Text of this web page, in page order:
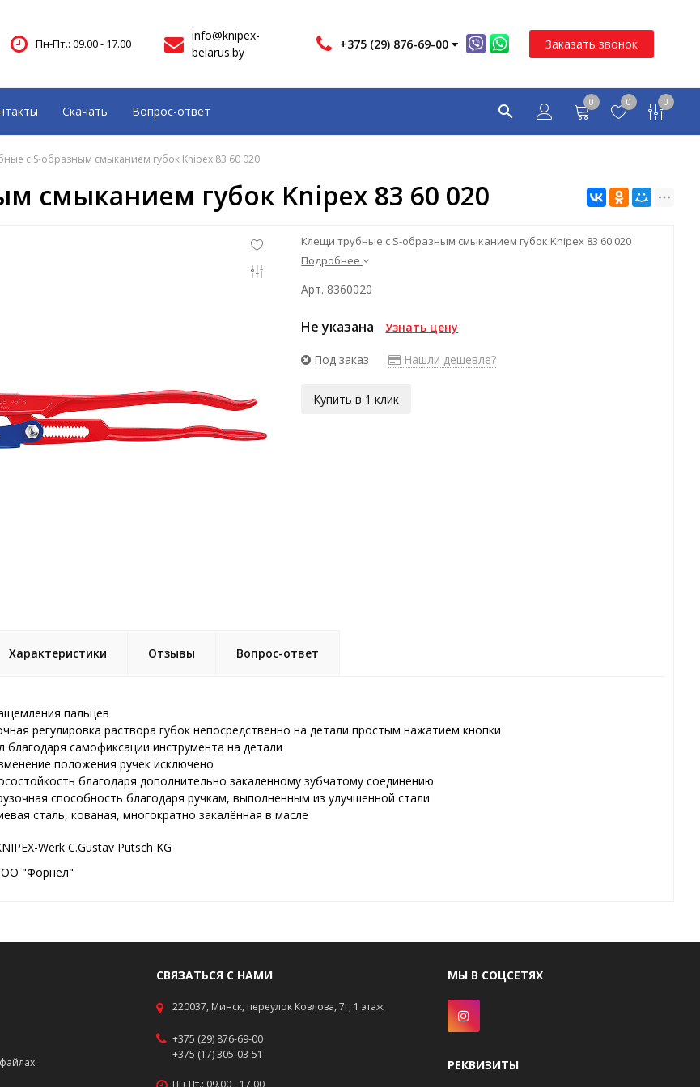
Пн-Пт.: 09.00 - 17.00
info@knipex-
belarus.by
+375 (29) 876-69-00 Заказать звонок
Скачать Вопрос-ответ
0 0 0
с S-образным смыканием губок Knipex 83 60 020
смыканием губок Knipex 83 60 020
Клещи трубные с S-образным смыканием губок Knipex 83 60 020
Подробнее
Арт. 8360020
Не указана Узнать цену
Под заказ Нашли дешевле?
Купить в 1 клик
Характеристики Отзывы Вопрос-ответ
пальцев
регулировка раствора губок непосредственно на детали простым нажатием кнопки
благодаря самофиксации инструмента на детали
положения ручек исключено
благодаря дополнительно закаленному зубчатому соединению
способность благодаря ручкам, выполненным из улучшенной стали
сталь, кованая, многократно закалённая в масле
Werk C.Gustav Putsch KG
"Форнел"
СВЯЗАТЬСЯ С НАМИ
220037, Минск, переулок Козлова, 7г, 1 этаж
+375 (29) 876-69-00
+375 (17) 305-03-51
Пн-Пт.: 09.00 - 17.00
МЫ В СОЦСЕТЯХ
РЕКВИЗИТЫ